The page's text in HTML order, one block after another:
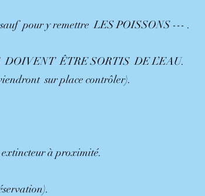
pour y remettre LES POISSONS --- .
ÊTRE SORTIS DE L’EAU.
sur place contrôler).
extincteur à proximité.